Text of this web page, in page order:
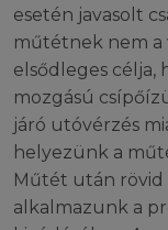
esetén javasolt
műtétnek nem a
elsődleges célja,
mozgású
járó utóvérzés
helyezünk a
Műtét után rövid
alkalmazunk a